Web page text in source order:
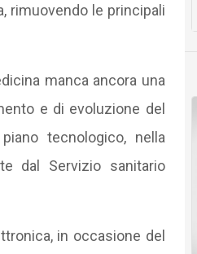
rimuovendo le principali
manca ancora una
e di evoluzione del
tecnologico, nella
dal Servizio sanitario
in occasione del